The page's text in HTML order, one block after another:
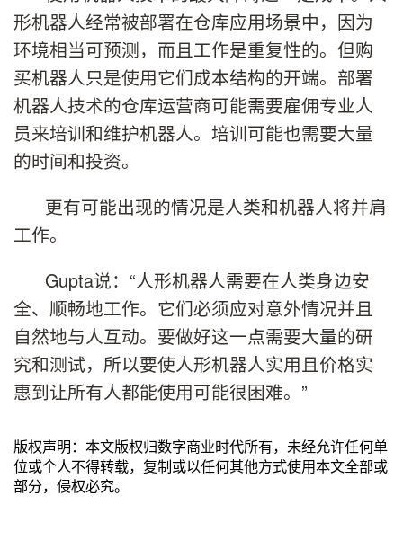
形机器人经常被部署在仓库应用场景中，因为
环境相当可预测，而且工作是重复性的。但购
买机器人只是使用它们成本结构的开端。部署
机器人技术的仓库运营商可能需要雇佣专业人
员来培训和维护机器人。培训可能也需要大量
的时间和投资。
更有可能出现的情况是人类和机器人将并肩
工作。
Gupta说：“人形机器人需要在人类身边安
全、顺畅地工作。它们必须应对意外情况并且
自然地与人互动。要做好这一点需要大量的研
究和测试，所以要使人形机器人实用且价格实
惠到让所有人都能使用可能很困难。”
版权声明：本文版权归数字商业时代所有，未经允许任何单
位或个人不得转载，复制或以任何其他方式使用本文全部或
部分，侵权必究。